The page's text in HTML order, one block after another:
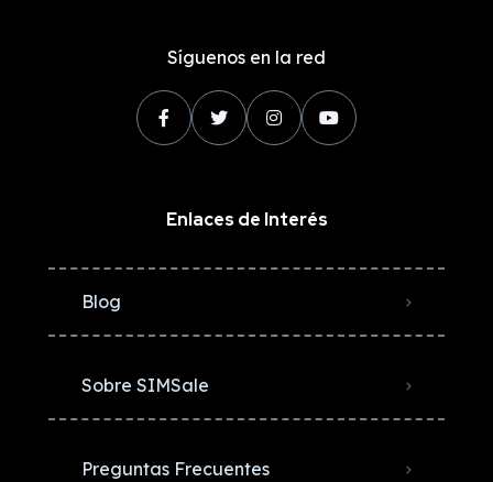
Síguenos en la red
Enlaces de Interés
Blog
Sobre SIMSale
Preguntas Frecuentes